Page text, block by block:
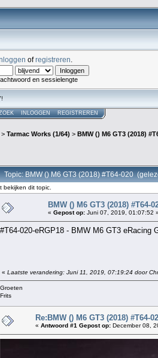
ofregistreren
en sessielengte
INLOGGEN REGISTREREN
> Tarmac Works (1/64) > BMW () M6 GT3 (2018)
Topic: BMW () M6 GT3 (2018) #T64-020
bekijken dit topic.
BMW () M6 GT3 (2018) #T64-
« Gepost op: Juni 07, 2019, 01:07:52
#T64-020-eRGP18 - BMW M6 GT3 eRacing
« Laatste verandering: Juni 11, 2019, 07:19:24 door
Groeten
Frits
Re:BMW () M6 GT3 (2018) #T64-
« Antwoord #1 Gepost op: December 08,